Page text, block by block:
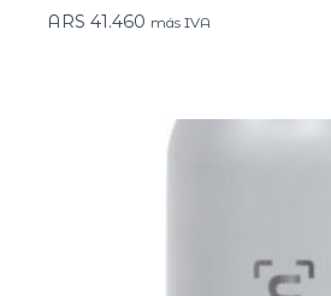
ARS 41.460 más IVA